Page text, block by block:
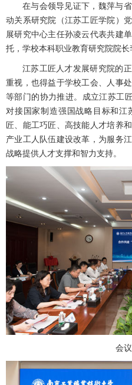
在与会领导见证下，魏萍与
动关系研究院（江苏工匠学院）
展研究中心主任孙凌云代表共建
托，学校本科职业教育研究院院长
江苏工匠人才发展研究院的
重视，也得益于学校工会、人事
等部门的协力推进。成立江苏工
对接国家制造强国战略目标和江
匠、能工巧匠、高技能人才培养
产业工人队伍建设改革，为服务
战略提供人才支撑和智力支持。
会